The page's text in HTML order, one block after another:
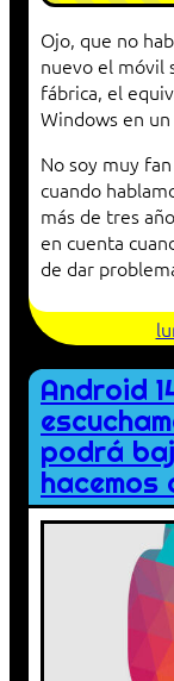
Ojo, que no
nuevo el móvil
fábrica, el
Windows en un
No soy muy
cuando
más de tres
en cuenta
de dar
Android
podrá
hacemos